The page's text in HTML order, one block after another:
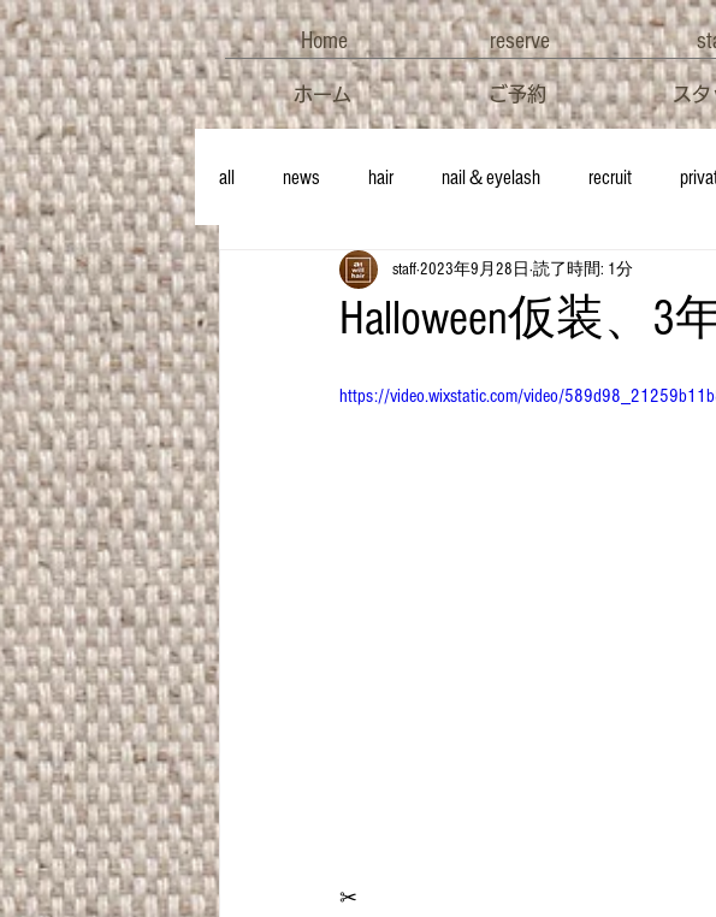
ホーム ご予約 スタ
Home reserve
all news hair nail＆eyelash recruit
Halloween仮装、3
staff2023年9月28日 読了時間: 1分
https://video.wixstatic.com/video/
✂︎